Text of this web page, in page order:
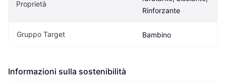
Proprietà
Rinforzante
Gruppo Target Bambino
Informazioni sulla sostenibilità